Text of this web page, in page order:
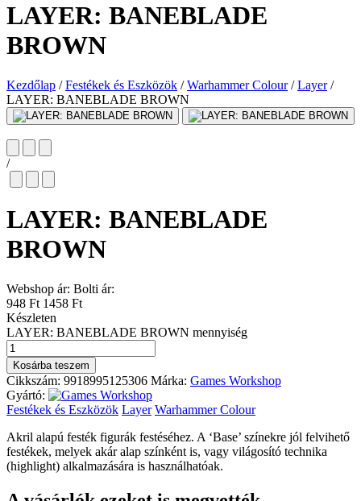
LAYER: BANEBLADE
BROWN
Kezdőlap / Festékek és Eszközök / Warhammer Colour / Layer /
LAYER: BANEBLADE BROWN
/
LAYER: BANEBLADE
BROWN
Webshop ár: Bolti ár:
948 Ft 1458 Ft
Készleten
LAYER: BANEBLADE BROWN mennyiség
Kosárba teszem
Cikkszám: 9918995125306 Márka: Games Workshop
Gyártó:
Festékek és Eszközök Layer Warhammer Colour
Akril alapú festék figurák festéséhez. A ‘Base’ színekre jól felvihető
festékek, melyek akár alap színként is, vagy világosító technika
(highlight) alkalmazására is használhatóak.